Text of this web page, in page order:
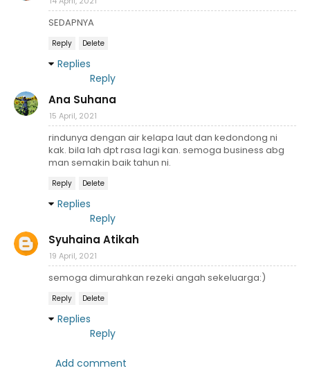
SEDAPNYA
Reply Delete
Replies
Reply
Ana Suhana
15 April, 2021
rindunya dengan air kelapa laut dan kedondong ni
kak. bila lah dpt rasa lagi kan. semoga business abg
man semakin baik tahun ni.
Reply Delete
Replies
Reply
Syuhaina Atikah
19 April, 2021
semoga dimurahkan rezeki angah sekeluarga:)
Reply Delete
Replies
Reply
Add comment